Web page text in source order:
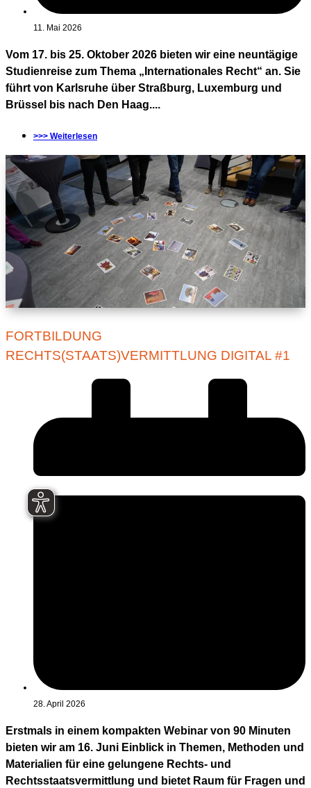
11. Mai 2026
Vom 17. bis 25. Oktober 2026 bieten wir eine neuntägige
Studienreise zum Thema „Internationales Recht“ an. Sie
führt von Karlsruhe über Straßburg, Luxemburg und
Brüssel bis nach Den Haag....
>>> Weiterlesen
FORTBILDUNG
RECHTS(STAATS)VERMITTLUNG DIGITAL #1
28. April 2026
Erstmals in einem kompakten Webinar von 90 Minuten
bieten wir am 16. Juni Einblick in Themen, Methoden und
Materialien für eine gelungene Rechts- und
Rechtsstaatsvermittlung und bietet Raum für Fragen und